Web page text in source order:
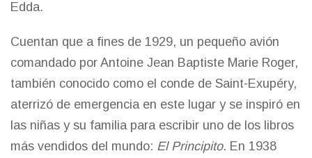
Edda.
Cuentan que a fines de 1929, un pequeño avión
comandado por Antoine Jean Baptiste Marie Roger,
también conocido como el conde de Saint-Exupéry,
aterrizó de emergencia en este lugar y se inspiró en
las niñas y su familia para escribir uno de los libros
más vendidos del mundo: El Principito. En 1938